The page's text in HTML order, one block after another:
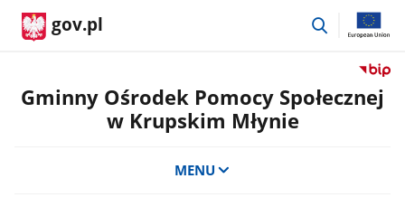
gov.pl
przejdź
Przejdź
do
Gminny Ośrodek Pomocy Społecznej
w Krupskim Młynie
MENU